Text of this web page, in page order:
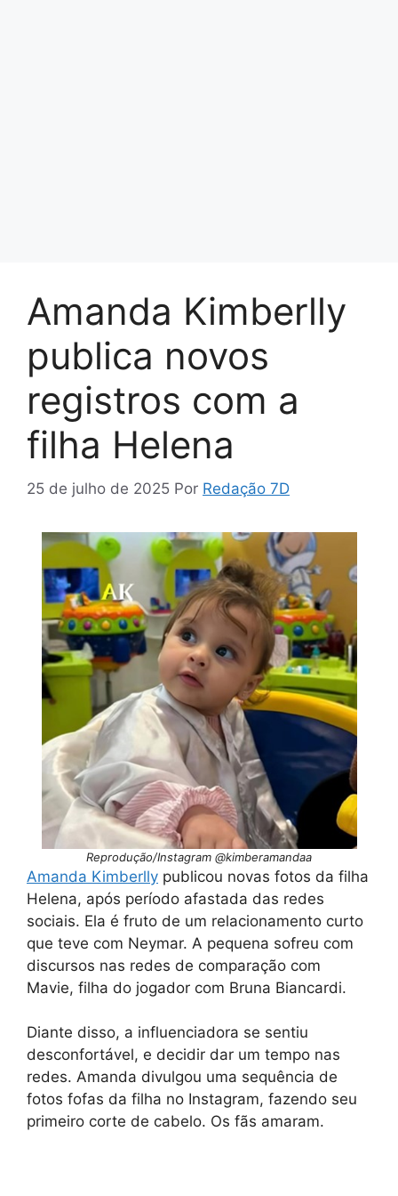
Amanda Kimberlly
publica novos
registros com a
filha Helena
25 de julho de 2025 Por Redação 7D
Reprodução/Instagram @kimberamandaa
Amanda Kimberlly publicou novas fotos da filha
Helena, após período afastada das redes
sociais. Ela é fruto de um relacionamento curto
que teve com Neymar. A pequena sofreu com
discursos nas redes de comparação com
Mavie, filha do jogador com Bruna Biancardi.
Diante disso, a influenciadora se sentiu
desconfortável, e decidir dar um tempo nas
redes. Amanda divulgou uma sequência de
fotos fofas da filha no Instagram, fazendo seu
primeiro corte de cabelo. Os fãs amaram.